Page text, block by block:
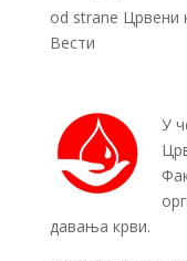
od strane Црвени
Вести
У
давања крви.